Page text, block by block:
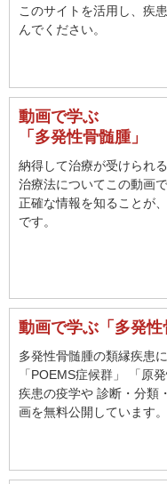
このサイトを活用し、疾
んでください。
動画で学ぶ
「多発性骨髄腫」
納得して治療が受けられ
治療法についてこの動画
正確な情報を知ることが
です。
動画で学ぶ「多発性
多発性骨髄腫の類縁疾患
「POEMS症候群」 「原
疾患の疫学や 診断・分類
画を無料公開しています。